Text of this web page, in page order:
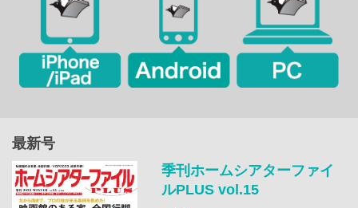
最新号
季刊ホームシアターファイ
ルPLUS vol.15